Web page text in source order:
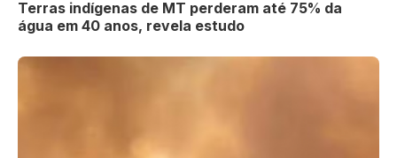
Terras indígenas de MT perderam até 75% da
água em 40 anos, revela estudo